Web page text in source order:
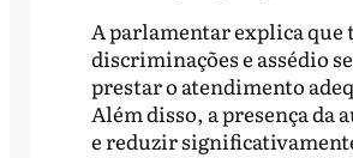
A parlamentar explica que
discriminações e assédio
prestar o atendimento
Além disso, a presença
e reduzir